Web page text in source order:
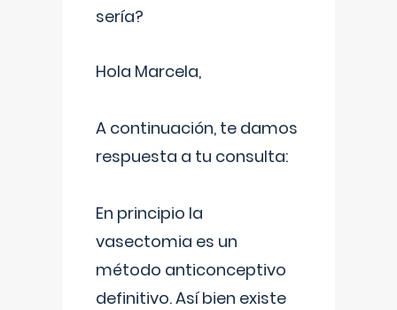
sería?
Hola Marcela,
A continuación, te damos
respuesta a tu consulta:
En principio la
vasectomia es un
método anticonceptivo
definitivo. Así bien existe